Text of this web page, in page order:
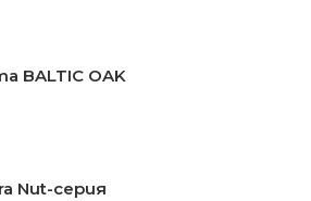
BALTIC OAK
Nut-серия